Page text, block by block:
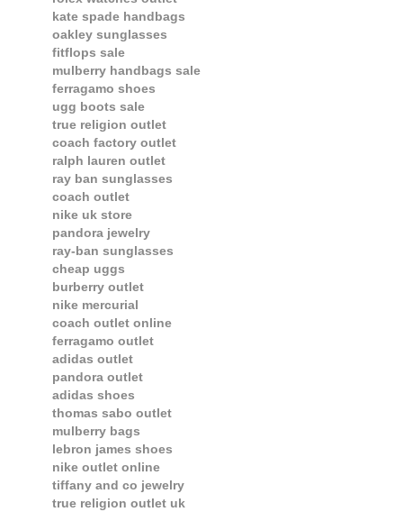
kate spade handbags
oakley sunglasses
fitflops sale
mulberry handbags sale
ferragamo shoes
ugg boots sale
true religion outlet
coach factory outlet
ralph lauren outlet
ray ban sunglasses
coach outlet
nike uk store
pandora jewelry
ray-ban sunglasses
cheap uggs
burberry outlet
nike mercurial
coach outlet online
ferragamo outlet
adidas outlet
pandora outlet
adidas shoes
thomas sabo outlet
mulberry bags
lebron james shoes
nike outlet online
tiffany and co jewelry
true religion outlet uk